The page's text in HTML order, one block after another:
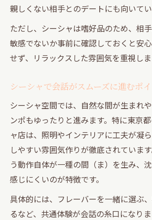
親しくない相手とのデートにも向いてい
ただし、シーシャは嗜好品のため、相
敏感でないか事前に確認しておくと安
せず、リラックスした雰囲気を重視しま
シーシャで会話がスムーズに進むポ
シーシャ空間では、自然な間が生まれ
ンポもゆったりと進みます。特に東京
ャ店は、照明やインテリアに工夫が凝
しやすい雰囲気作りが徹底されていま
う動作自体が一種の間（ま）を生み、
感じにくいのが特徴です。
具体的には、フレーバーを一緒に選ぶ
るなど、共通体験が会話の糸口になり